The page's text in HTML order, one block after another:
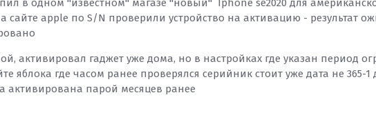
в одном "известном" магазе "новый" Iphone se2020 для
сайте apple по S/N проверили устройство на активацию - результат
активировал гаджет уже дома, но в настройках где указан период
яблока где часом ранее проверялся серийник стоит уже дата не 365-1
активирована парой месяцев ранее